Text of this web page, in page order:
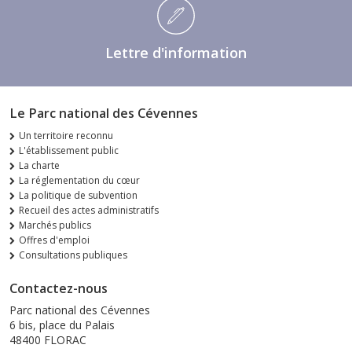
Lettre d'information
Le Parc national des Cévennes
Un territoire reconnu
L'établissement public
La charte
La réglementation du cœur
La politique de subvention
Recueil des actes administratifs
Marchés publics
Offres d'emploi
Consultations publiques
Contactez-nous
Parc national des Cévennes
6 bis, place du Palais
48400 FLORAC